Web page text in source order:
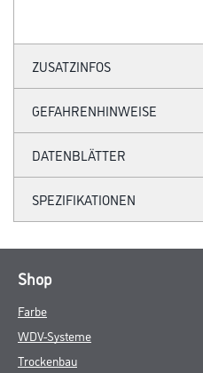
ZUSATZINFOS
GEFAHRENHINWEISE
DATENBLÄTTER
SPEZIFIKATIONEN
Shop
Farbe
WDV-Systeme
Trockenbau